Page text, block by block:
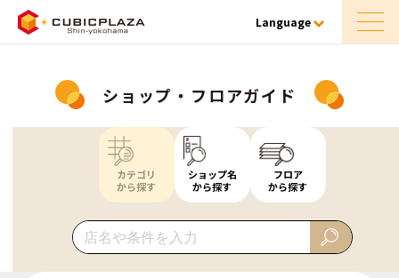
Language
ショップ・フロアガイド
カテゴリ
から探す
ショップ名
から探す
フロア
から探す